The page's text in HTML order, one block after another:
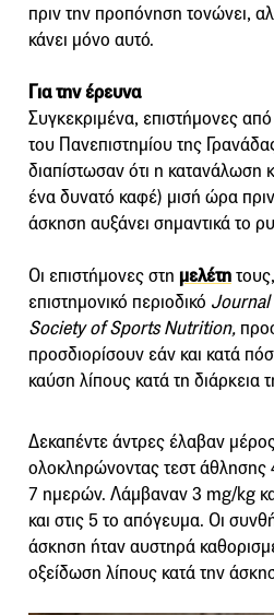
πριν την προπόνηση τονώνει,
κάνει μόνο αυτό.
Για την έρευνα
Συγκεκριμένα, επιστήμονες
του Πανεπιστημίου της
διαπίστωσαν ότι η κατανάλωση
ένα δυνατό καφέ) μισή ώρα
άσκηση αυξάνει σημαντικά το
Οι επιστήμονες στη μελέτη
επιστημονικό περιοδικό Journal
Society of Sports Nutrition,
προσδιορίσουν εάν και κατά
καύση λίπους κατά τη διάρκεια
Δεκαπέντε άντρες έλαβαν
ολοκληρώνοντας τεστ άθλησης
7 ημερών. Λάμβαναν 3 mg/kg
και στις 5 το απόγευμα. Οι
άσκηση ήταν αυστηρά
οξείδωση λίπους κατά την